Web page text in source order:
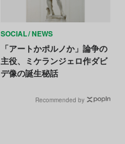
SOCIAL NEWS
「アートかポルノか」論争の
主役、ミケランジェロ作ダビ
デ像の誕生秘話
Recommended by